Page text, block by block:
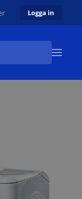
Logga in